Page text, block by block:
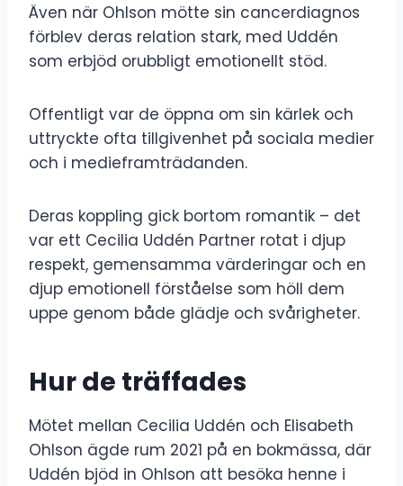
Även när Ohlson mötte sin cancerdiagnos
förblev deras relation stark, med Uddén
som erbjöd orubbligt emotionellt stöd.
Offentligt var de öppna om sin kärlek och
uttryckte ofta tillgivenhet på sociala medier
och i medieframträdanden.
Deras koppling gick bortom romantik – det
var ett Cecilia Uddén Partner rotat i djup
respekt, gemensamma värderingar och en
djup emotionell förståelse som höll dem
uppe genom både glädje och svårigheter.
Hur de träffades
Mötet mellan Cecilia Uddén och Elisabeth
Ohlson ägde rum 2021 på en bokmässa, där
Uddén bjöd in Ohlson att besöka henne i